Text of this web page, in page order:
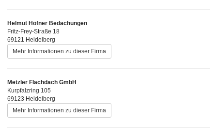
Helmut Höfner Bedachungen
Fritz-Frey-Straße 18
69121 Heidelberg
Mehr Informationen zu dieser Firma
Metzler Flachdach GmbH
Kurpfalzring 105
69123 Heidelberg
Mehr Informationen zu dieser Firma